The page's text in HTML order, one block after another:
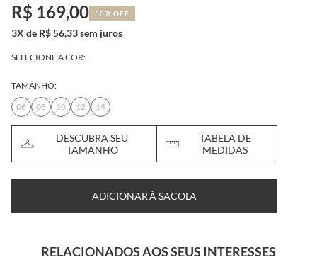
R$ 169,00 50% OFF
3X de R$ 56,33 sem juros
SELECIONE A COR:
TAMANHO:
06
08 10 12 14
DESCUBRA SEU
TAMANHO
TABELA DE
MEDIDAS
ADICIONAR À SACOLA
RELACIONADOS AOS SEUS INTERESSES